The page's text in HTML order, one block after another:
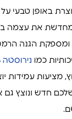
באופן טבעי
את עצמה
הגנה
כמו נירוסטה 304
מציעות עמידות
חדש ונוצץ גם